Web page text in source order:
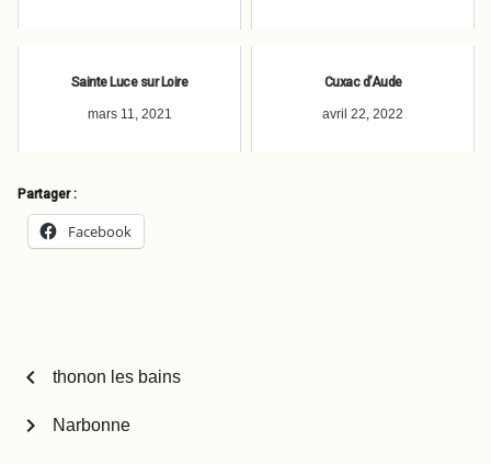
Sainte Luce sur Loire
mars 11, 2021
Cuxac d’Aude
avril 22, 2022
Partager :
Facebook
chevron_left thonon les bains
Narbonne
chevron_right